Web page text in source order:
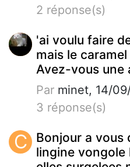
2 réponse(s)
'ai voulu faire
mais le
Avez-vous une
Par minet, 14/
3 réponse(s)
C
Bonjour a vous
lingine vongole